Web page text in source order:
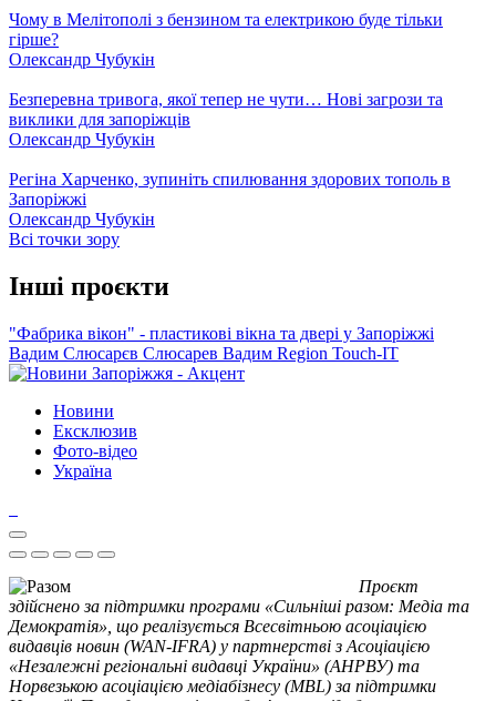
Чому в Мелітополі з бензином та електрикою буде тільки
гірше?
Олександр Чубукін
Безперевна тривога, якої тепер не чути… Нові загрози та
виклики для запоріжців
Олександр Чубукін
Регіна Харченко, зупиніть спилювання здорових тополь в
Запоріжжі
Олександр Чубукін
Всі точки зору
Інші проєкти
"Фабрика вікон" - пластикові вікна та двері у Запоріжжі
Вадим Слюсарєв Слюсарев Вадим Region Touch-IT
Новини
Ексклюзив
Фото-відео
Україна
Проєкт
здійснено за підтримки програми «Сильніші разом: Медіа та
Демократія», що реалізується Всесвітньою асоціацією
видавців новин (WAN-IFRA) у партнерстві з Асоціацією
«Незалежні регіональні видавці України» (АНРВУ) та
Норвезькою асоціацією медіабізнесу (MBL) за підтримки